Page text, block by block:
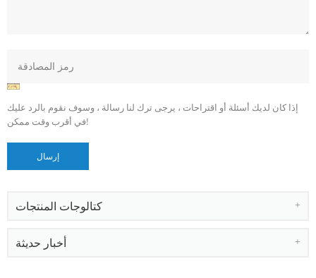
إذا كان لديك أسئلة أو اقتراحات ، يرجى ترك لنا رسالة ، وسوف نقوم بالرد عليك
في أقرب وقت ممكن!
كتالوجات المنتجات
أخبار حديثة